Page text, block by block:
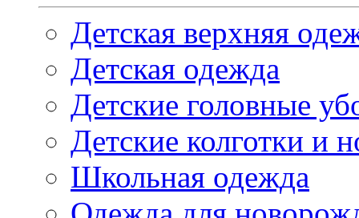
Детская верхняя
Детская одежда
Детские головные
Детские колготки и
Школьная одежда